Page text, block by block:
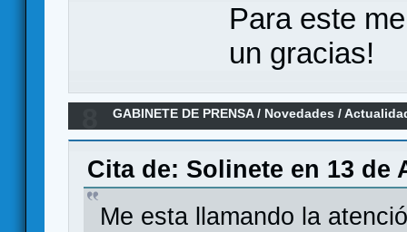
Para este
un gracias!
GABINETE DE PRENSA/ Novedades /
Cita de: Solinete en 13 de
Me esta llamando la